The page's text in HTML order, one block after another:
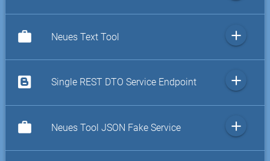
work Neues Text Tool add
Single REST DTO Service Endpoint add
work Neues Tool JSON Fake Service add